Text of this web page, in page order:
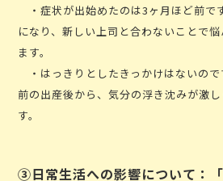
・症状が出始めたのは3ヶ月ほど前で
になり、新しい上司と合わないことで
ます。
・はっきりとしたきっかけはないの
前の出産後から、気分の浮き沈みが激
す。
③日常生活への影響について：